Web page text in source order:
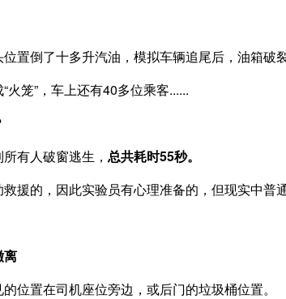
置倒了十多升汽油，模拟车辆追尾后，油箱破
有人破窗逃生， 总共耗时55秒。
援的，因此实验员有心理准备的，但现实中
离
位置在司机座位旁边，或后门的垃圾桶位置。